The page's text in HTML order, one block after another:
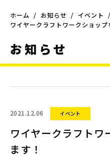
ホーム お知らせ
イベント
ワイヤークラフトワークショップ
お知らせ
2021.12.06 イベント
ワイヤークラフトワ
ます！